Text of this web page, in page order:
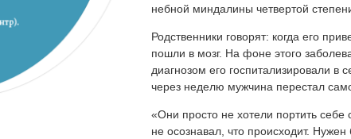
небной миндалины четвертой
Родственники говорят: когда его
пошли в мозг. На фоне этого
диагнозом его госпитализировали
через неделю мужчина перестал
«Они просто не хотели портить себе
не осознавал, что происходит.